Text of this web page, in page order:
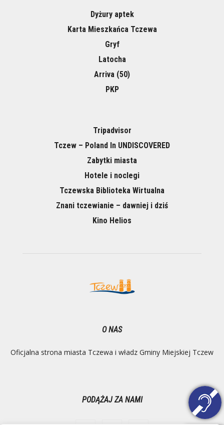
Dyżury aptek
Karta Mieszkańca Tczewa
Gryf
Latocha
Arriva (50)
PKP
Tripadvisor
Tczew – Poland In UNDISCOVERED
Zabytki miasta
Hotele i noclegi
Tczewska Biblioteka Wirtualna
Znani tczewianie – dawniej i dziś
Kino Helios
O NAS
Oficjalna strona miasta Tczewa i władz Gminy Miejskiej Tczew
PODĄŻAJ ZA NAMI